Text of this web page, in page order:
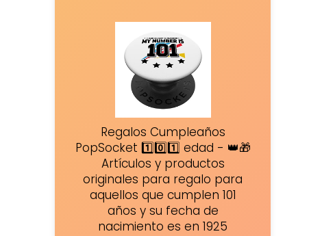
Regalos Cumpleaños
PopSocket 1️⃣0️⃣1️⃣ edad - 👑🎁
Artículos y productos
originales para regalo para
aquellos que cumplen 101
años y su fecha de
nacimiento es en 1925